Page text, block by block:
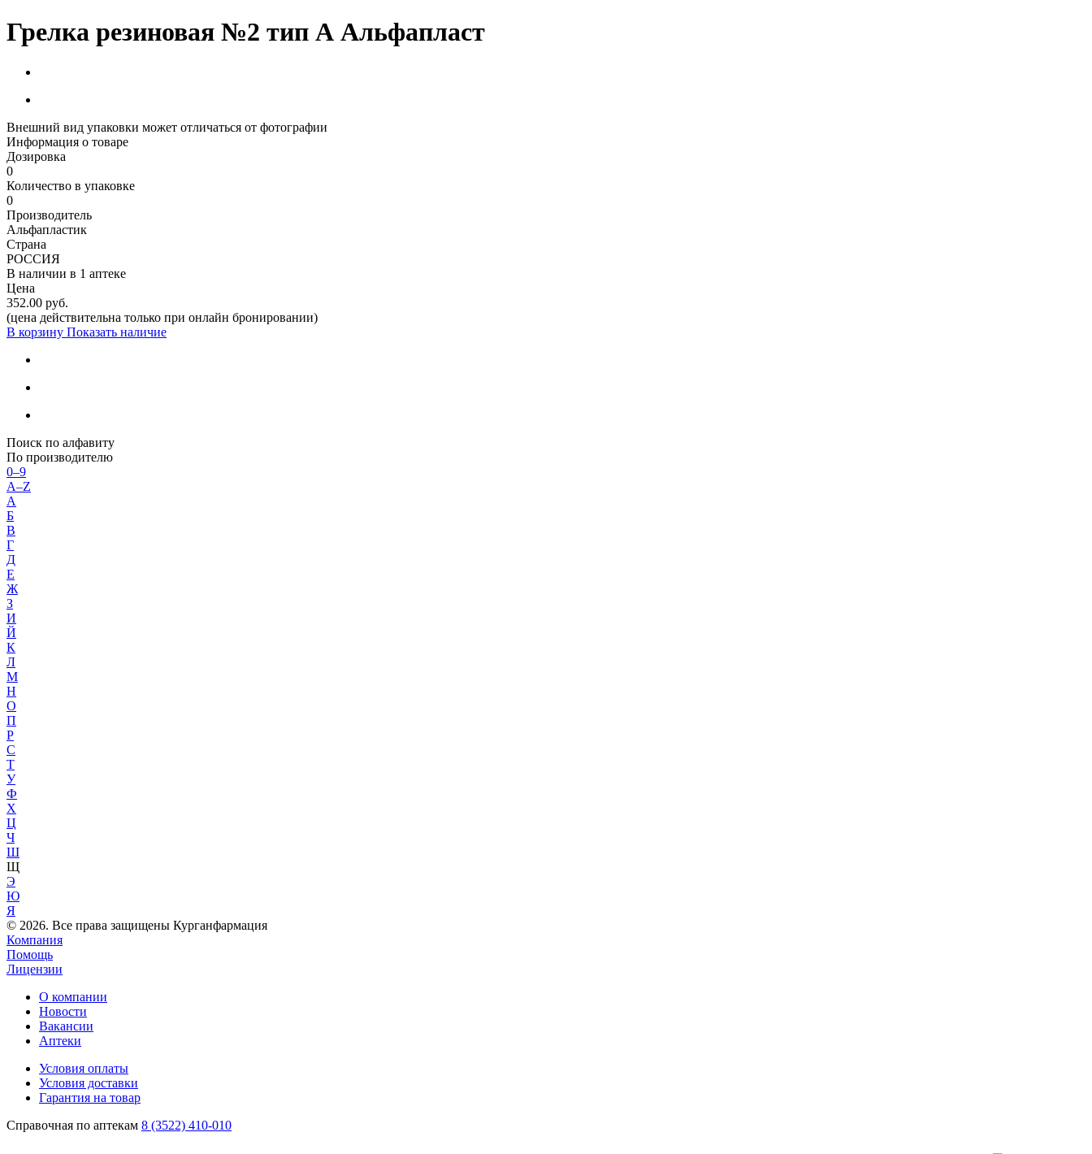
Грелка резиновая №2 тип А Альфапласт
Внешний вид упаковки может отличаться от фотографии
Информация о товаре
Дозировка
0
Количество в упаковке
0
Производитель
Альфапластик
Страна
РОССИЯ
В наличии в 1 аптеке
Цена
352.00 руб.
(цена действительна только при онлайн бронировании)
В корзину Показать наличие
Поиск по алфавиту
По производителю
0–9
A–Z
А
Б
В
Г
Д
Е
Ж
З
И
Й
К
Л
М
Н
О
П
Р
С
Т
У
Ф
Х
Ц
Ч
Ш
Щ
Э
Ю
Я
© 2026. Все права защищены Курганфармация
Компания
Помощь
Лицензии
О компании
Новости
Вакансии
Аптеки
Условия оплаты
Условия доставки
Гарантия на товар
Справочная по аптекам 8 (3522) 410-010